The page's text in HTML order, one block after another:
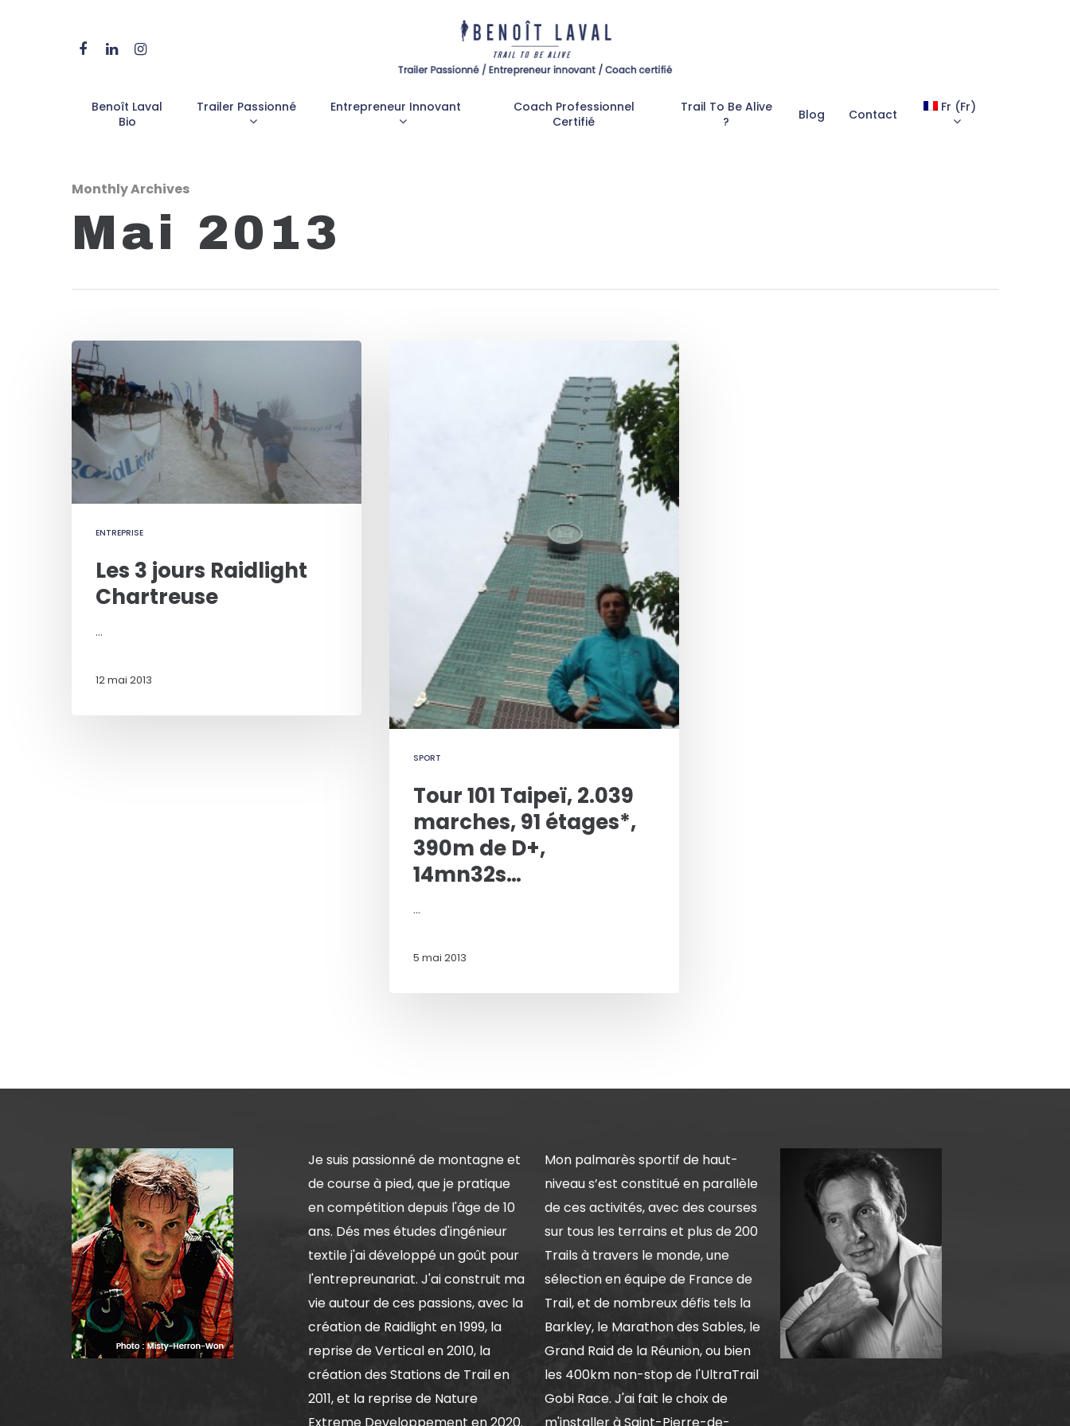
Benoît Laval
Bio
Trailer Passionné Entrepreneur Innovant
Coach Professionnel
Certifié
Trail To Be Alive
?
Blog Contact Fr (Fr)
Monthly Archives
Mai 2013
ENTREPRISE
Les 3 jours Raidlight
Chartreuse
…
12 mai 2013
SPORT
Tour 101 Taipeï, 2.039
marches, 91 étages*,
390m de D+,
14mn32s…
…
5 mai 2013
Je suis passionné de montagne et
de course à pied, que je pratique
en compétition depuis l'âge de 10
ans. Dés mes études d'ingénieur
textile j'ai développé un goût pour
l'entrepreunariat. J'ai construit ma
vie autour de ces passions, avec la
création de Raidlight en 1999, la
reprise de Vertical en 2010, la
création des Stations de Trail en
2011, et la reprise de Nature
Mon palmarès sportif de haut-
niveau s’est constitué en parallèle
de ces activités, avec des courses
sur tous les terrains et plus de 200
Trails à travers le monde, une
sélection en équipe de France de
Trail, et de nombreux défis tels la
Barkley, le Marathon des Sables, le
Grand Raid de la Réunion, ou bien
les 400km non-stop de l'UltraTrail
Gobi Race. J'ai fait le choix de